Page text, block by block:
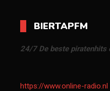
BIERTAPFM
24/7 De beste piratenhits
https://www.online-radio.nl